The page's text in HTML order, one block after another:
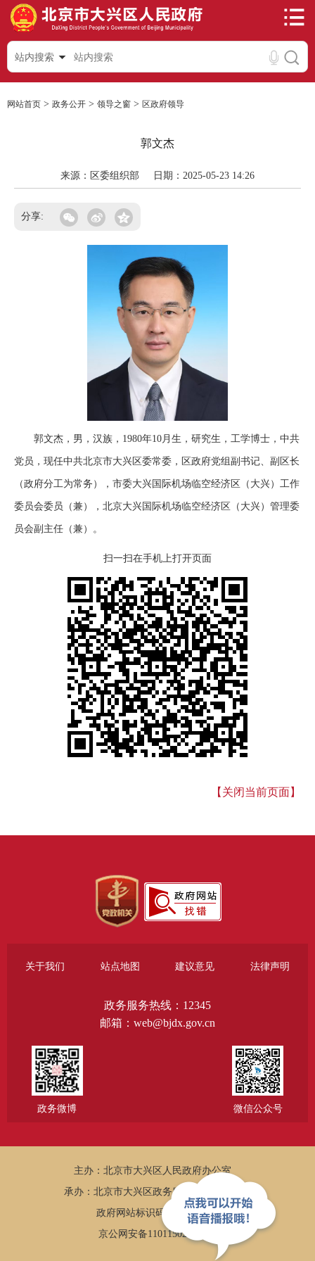
站内搜索
网站首页 > 政务公开 > 领导之窗 > 区政府领导
郭文杰
来源：区委组织部 日期：2025-05-23 14:26
分享:
郭文杰，男，汉族，1980年10月生，研究生，工学博士，中共
党员，现任中共北京市大兴区委常委，区政府党组副书记、副区长
（政府分工为常务），市委大兴国际机场临空经济区（大兴）工作
委员会委员（兼），北京大兴国际机场临空经济区（大兴）管理委
员会副主任（兼）。
扫一扫在手机上打开页面
【关闭当前页面】
关于我们 站点地图 建议意见 法律声明
政务服务热线：12345
邮箱：web@bjdx.gov.cn
政务微博 微信公众号
主办：北京市大兴区人民政府办公室
承办：北京市大兴区政务服务和数据管理局
政府网站标识码：1101150005
京公网安备11011502002502